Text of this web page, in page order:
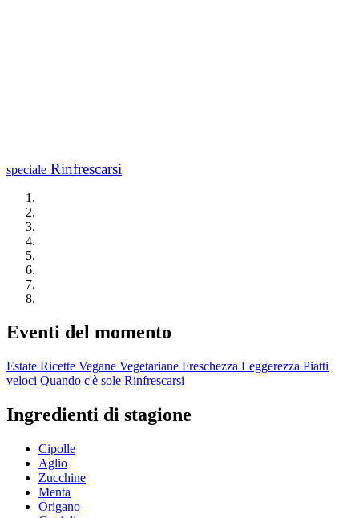
speciale Rinfrescarsi
Eventi del momento
Estate Ricette Vegane Vegetariane Freschezza Leggerezza Piatti
veloci Quando c'è sole Rinfrescarsi
Ingredienti di stagione
Cipolle
Aglio
Zucchine
Menta
Origano